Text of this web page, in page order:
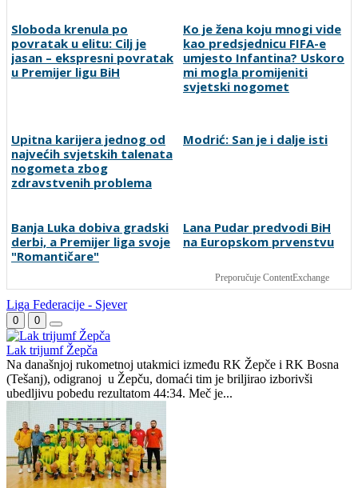
jasan – ekspresni povratak
u Premijer ligu BiH
umjesto Infantina? Uskoro
mi mogla promijeniti
Upitna karijera jednog od
najvećih svjetskih talenata
nogometa zbog
zdravstvenih problema
Modrić: San je i dalje isti
Banja Luka dobiva gradski
derbi, a Premijer liga svoje
"Romantičare"
Lana Pudar predvodi BiH
na Europskom prvenstvu